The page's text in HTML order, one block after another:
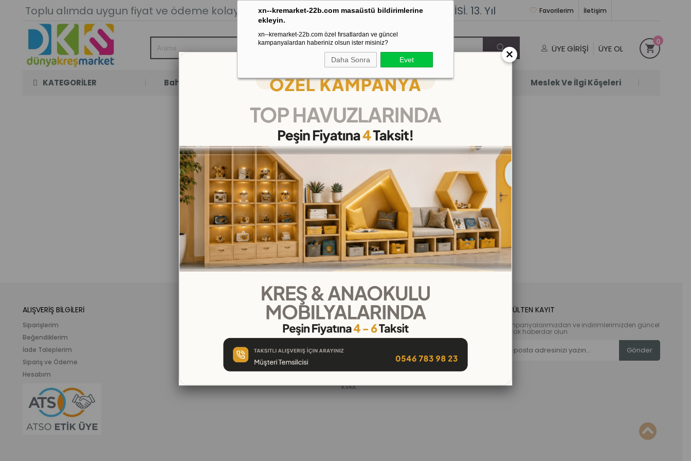
xn--kremarket-22b.com masaüstü bildirimlerine
ekleyin.
xn--kremarket-22b.com özel fırsatlardan ve güncel
kampanyalardan haberiniz olsun ister misiniz?
Daha Sonra Evet
Toplu alımda uygun fiyat ve ödeme kolaylığı. Stoktan Gönderim.% 100İADEGARANTİSİ. 13. Yıl İletişim
Favorilerim
ÜYE GIRIŞI ÜYE OL
0
KATEGORİLER Bahçe Oyun Odası Kaydırak Salıncak Tahterevalli Çok Satanlar Meslek Ve İlgi Köşeleri
ALIŞVERİŞ BİLGİLERİ
Siparişlerim
Beğendiklerim
İade Taleplerim
Sipariş ve Ödeme
Hesabım
Meslek ve İlgi Köşeleri
Eğitici Plastik Oyuncak
KURUMSAL
Hakkımızda
İletişim
Banka Hesap Numaraları
Gizlilik ve Güvenlik
Garanti ve İade
KVKK
E-BÜLTEN KAYIT
Kampanyalarımızdan ve indirimlerimizden güncel
olarak haberdar olun.
Gönder
×